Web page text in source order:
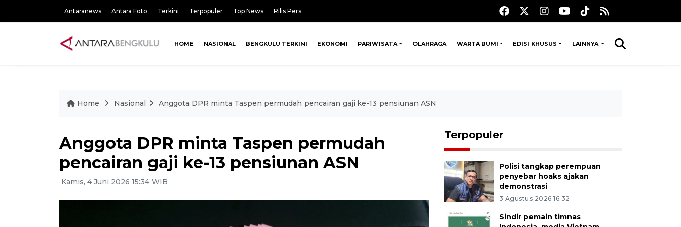
Antaranews Antara Foto Terkini Terpopuler Top News Rilis Pers
HOME NASIONAL BENGKULU TERKINI EKONOMI PARIWISATA OLAHRAGA WARTA BUMI EDISI KHUSUS LAINNYA
Home Nasional Anggota DPR minta Taspen permudah pencairan gaji ke-13 pensiunan ASN
Anggota DPR minta Taspen permudah
pencairan gaji ke-13 pensiunan ASN
Kamis, 4 Juni 2026 15:34 WIB
Terpopuler
Polisi tangkap perempuan
penyebar hoaks ajakan
demonstrasi
3 Agustus 2026 16:32
Sindir pemain timnas